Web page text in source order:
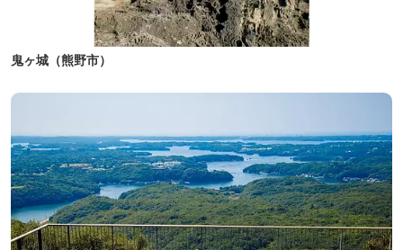
鬼ヶ城（熊野市）